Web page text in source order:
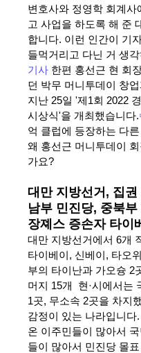
변호사와 정영학 회계사
고 사업을 하도록 해 준
합니다. 이런 인간이 기
들먹거리고 다닌 거 생
기사 한편 홍선근 현 회
던 박무 머니투데이 창
지난 25일 '제1회 2022
시상식'을 개최했습니다.
억 클럽에 등장하는 다
왜 홍선근 머니투데이
가요?
대만 지방선거, 집권
남부 민진당, 중북부
장졔스 증손자 타이
대만 지방선거에서 6개
타이베이, 신베이, 타오
부의 타이난과 가오슝 2
머지 15개 현·시에서는
1곳, 무소속 2곳을 차지
감정이 있는 나라입니다
온 이주민들이 많아서
들이 많아서 민진당 몰